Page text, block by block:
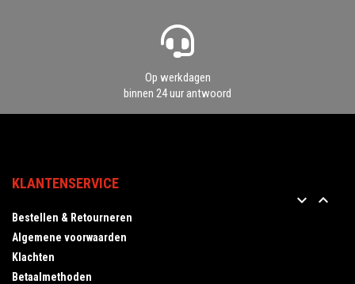
Op werkdagen
binnen 24 uur antwoord
KLANTENSERVICE
 
Bestellen & Retourneren
Algemene voorwaarden
Klachten
Betaalmethoden